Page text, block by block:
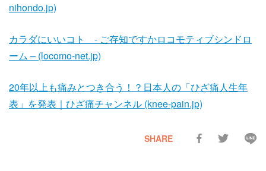
nihondo.jp)
カラダにいいコト - ご存知ですかロコモティブシンドロ
ーム – (locomo-net.jp)
20年以上も痛みとつき合う！？日本人の「ひざ痛人生年
表」を発表｜ひざ痛チャンネル (knee-pain.jp)
SHARE